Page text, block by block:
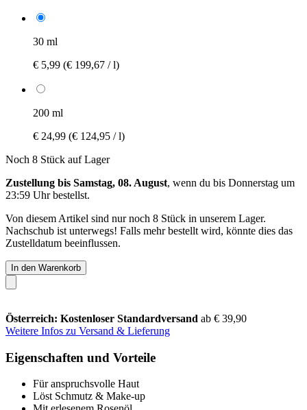
30 ml
€ 5,99 (€ 199,67 / l)
200 ml
€ 24,99 (€ 124,95 / l)
Noch 8 Stück auf Lager
Zustellung bis Samstag, 08. August, wenn du bis Donnerstag um
23:59 Uhrbestellst.
Von diesem Artikel sind nur noch 8 Stück in unserem Lager.
Nachschub ist unterwegs! Falls mehr bestellt wird, könnte dies das
Zustelldatum beeinflussen.
In den Warenkorb
Österreich: Kostenloser Standardversand ab € 39,90
Weitere Infos zu Versand & Lieferung
Eigenschaften und Vorteile
Für anspruchsvolle Haut
Löst Schmutz & Make-up